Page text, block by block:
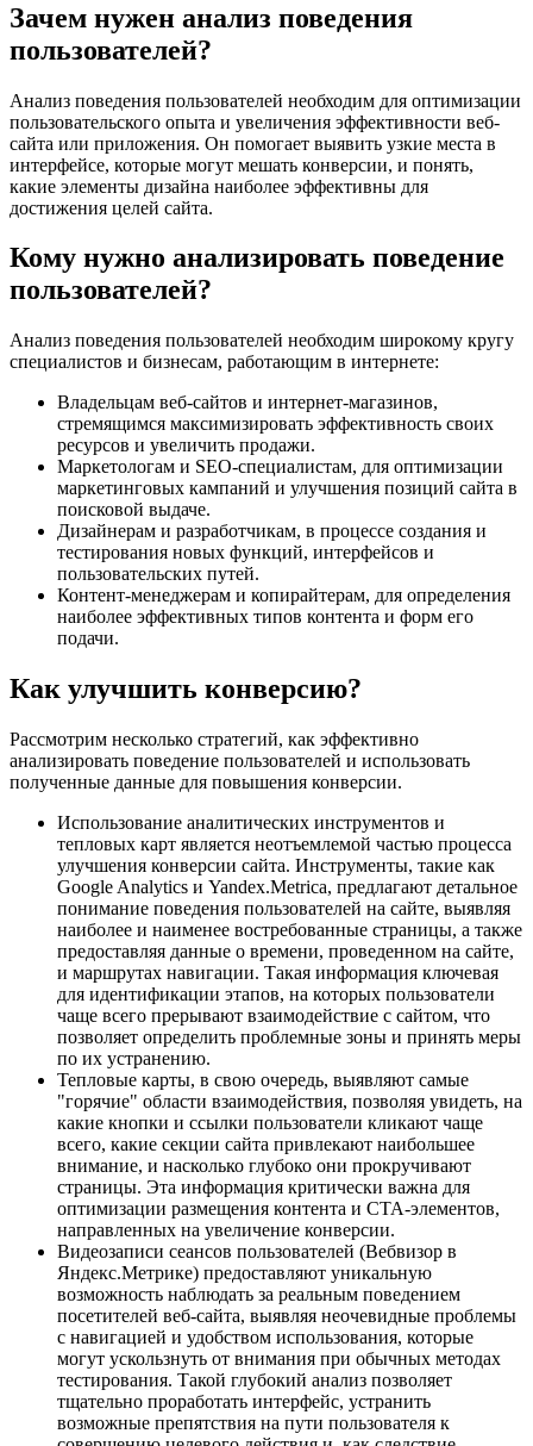
Зачем нужен анализ поведения
пользователей?
Анализ поведения пользователей необходим для оптимизации
пользовательского опыта и увеличения эффективности веб-
сайта или приложения. Он помогает выявить узкие места в
интерфейсе, которые могут мешать конверсии, и понять,
какие элементы дизайна наиболее эффективны для
достижения целей сайта.
Кому нужно анализировать поведение
пользователей?
Анализ поведения пользователей необходим широкому кругу
специалистов и бизнесам, работающим в интернете:
Владельцам веб-сайтов и интернет-магазинов,
стремящимся максимизировать эффективность своих
ресурсов и увеличить продажи.
Маркетологам и SEO-специалистам, для оптимизации
маркетинговых кампаний и улучшения позиций сайта в
поисковой выдаче.
Дизайнерам и разработчикам, в процессе создания и
тестирования новых функций, интерфейсов и
пользовательских путей.
Контент-менеджерам и копирайтерам, для определения
наиболее эффективных типов контента и форм его
подачи.
Как улучшить конверсию?
Рассмотрим несколько стратегий, как эффективно
анализировать поведение пользователей и использовать
полученные данные для повышения конверсии.
Использование аналитических инструментов и
тепловых карт является неотъемлемой частью процесса
улучшения конверсии сайта. Инструменты, такие как
Google Analytics и Yandex.Metrica, предлагают детальное
понимание поведения пользователей на сайте, выявляя
наиболее и наименее востребованные страницы, а также
предоставляя данные о времени, проведенном на сайте,
и маршрутах навигации. Такая информация ключевая
для идентификации этапов, на которых пользователи
чаще всего прерывают взаимодействие с сайтом, что
позволяет определить проблемные зоны и принять меры
по их устранению.
Тепловые карты, в свою очередь, выявляют самые
"горячие" области взаимодействия, позволяя увидеть, на
какие кнопки и ссылки пользователи кликают чаще
всего, какие секции сайта привлекают наибольшее
внимание, и насколько глубоко они прокручивают
страницы. Эта информация критически важна для
оптимизации размещения контента и CTA-элементов,
направленных на увеличение конверсии.
Видеозаписи сеансов пользователей (Вебвизор в
Яндекс.Метрике) предоставляют уникальную
возможность наблюдать за реальным поведением
посетителей веб-сайта, выявляя неочевидные проблемы
с навигацией и удобством использования, которые
могут ускользнуть от внимания при обычных методах
тестирования. Такой глубокий анализ позволяет
тщательно проработать интерфейс, устранить
возможные препятствия на пути пользователя к